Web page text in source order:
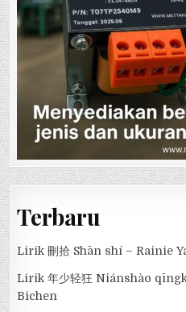
Terbaru
Lirik 刪拾 Shān shí – Rainie
Lirik 年少轻狂 Niánshào
Bichen